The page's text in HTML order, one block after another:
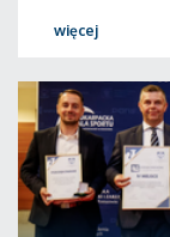
więcej